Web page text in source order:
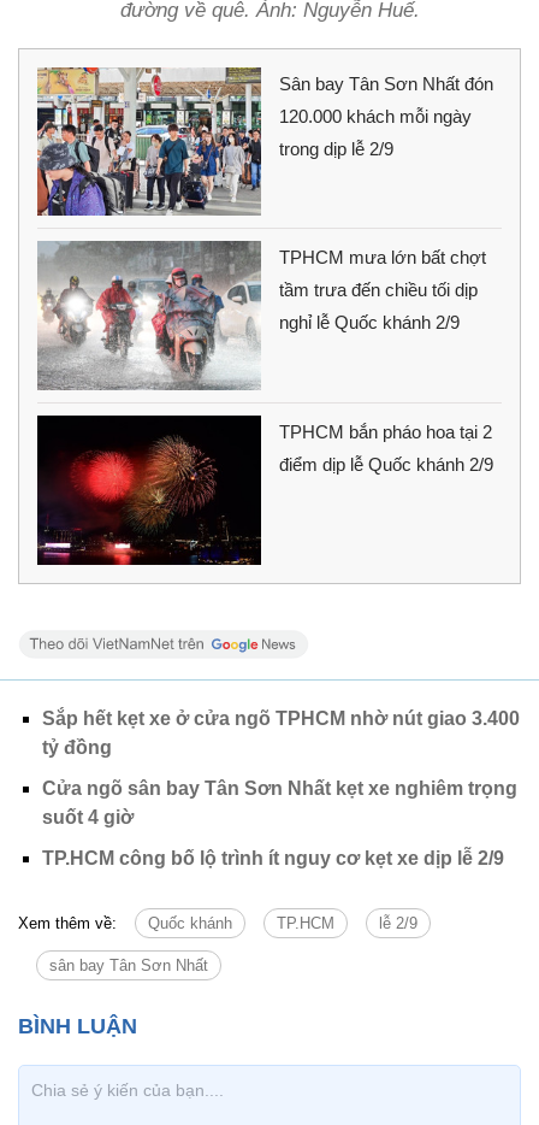
đường về quê. Ảnh: Nguyễn Huế.
Sân bay Tân Sơn Nhất đón
120.000 khách mỗi ngày
trong dịp lễ 2/9
TPHCM mưa lớn bất chợt
tầm trưa đến chiều tối dịp
nghỉ lễ Quốc khánh 2/9
TPHCM bắn pháo hoa tại 2
điểm dịp lễ Quốc khánh 2/9
Sắp hết kẹt xe ở cửa ngõ TPHCM nhờ nút giao 3.400
tỷ đồng
Cửa ngõ sân bay Tân Sơn Nhất kẹt xe nghiêm trọng
suốt 4 giờ
TP.HCM công bố lộ trình ít nguy cơ kẹt xe dịp lễ 2/9
Xem thêm về: Quốc khánh TP.HCM lễ 2/9
sân bay Tân Sơn Nhất